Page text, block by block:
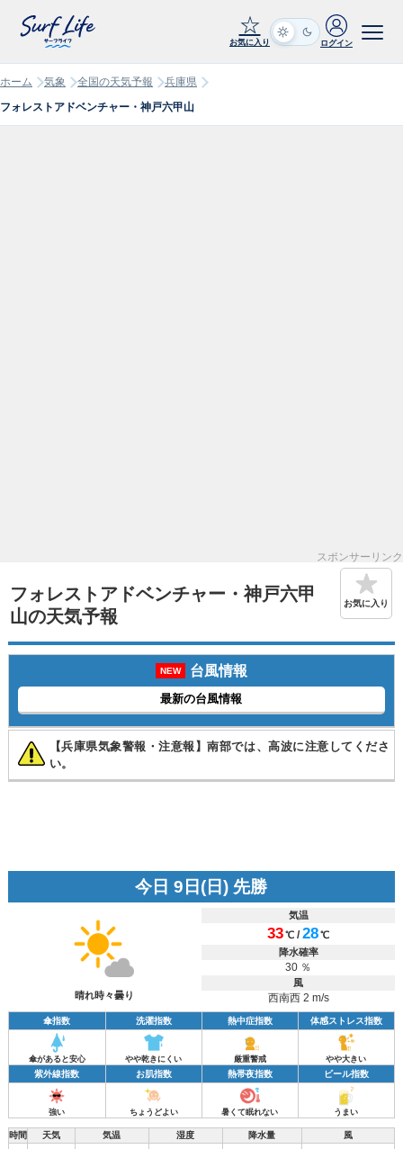
☆
お気に入り ログイン
ホーム 気象 全国の天気予報
兵庫県
フォレストアドベンチャー・神戸六甲山
スポンサーリンク
フォレストアドベンチャー・神戸六甲
山の天気予報
お気に入り
NEW 台風情報
最新の台風情報
【兵庫県気象警報・注意報】南部では、高波に注意してくださ
い。
今日 9日(日) 先勝
晴れ時々曇り
気温
33℃ /28℃
降水確率
30 ％
風
西南西 2 m/s
傘指数 洗濯指数 熱中症指数 体感ストレス指数
傘があると安心 やや乾きにくい 厳重警戒 やや大きい
紫外線指数 お肌指数 熱帯夜指数 ビール指数
強い ちょうどよい 暑くて眠れない うまい
時間 天気 気温 湿度 降水量 風